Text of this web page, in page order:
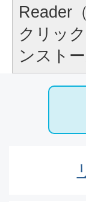
Reader
クリッ
ンスト